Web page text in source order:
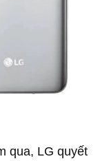
qua, LG quyết